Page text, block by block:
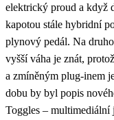
elektrický proud a když
kapotou stále hybridní
plynový pedál. Na
vyšší váha je znát,
a zmíněným plug-inem
dobu by byl popis
Toggles – multimediální